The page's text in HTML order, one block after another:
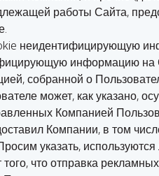
работы Сайта,
неидентифицирующую
информацию
собранной о
может, как указано,
Компанией
Компании, в том
указать,
что отправка